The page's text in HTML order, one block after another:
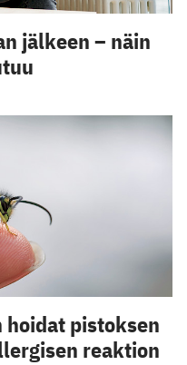
jälkeen – näin
hoidat pistoksen
reaktion